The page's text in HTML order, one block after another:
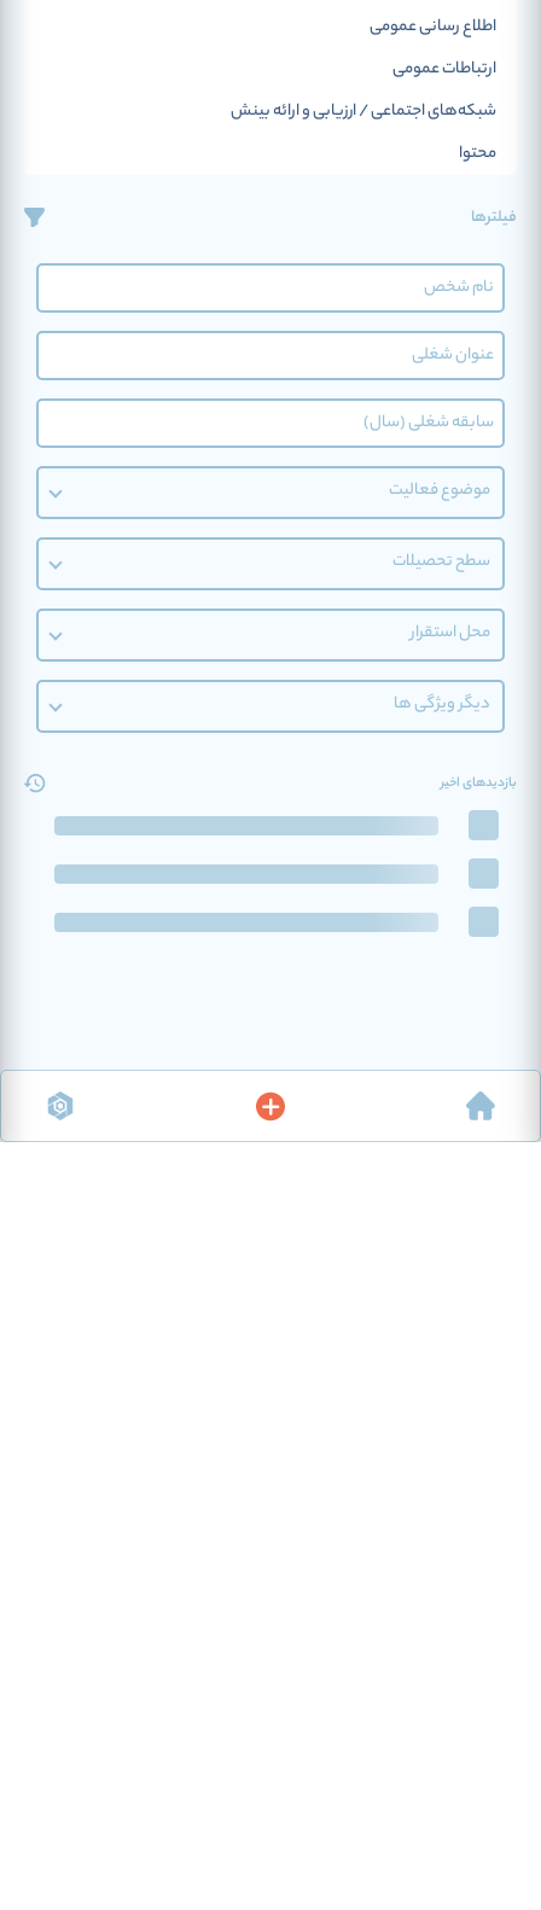
اطلاع رسانی عمومی
ارتباطات عمومی
شبکه‌های اجتماعی / ارزیابی و ارائه بینش
محتوا
کتاب
سرگرمی
فیلترها
موضوع فعالیت
سطح تحصیلات
محل استقرار
دیگر ویژگی ها
بازدیدهای اخیر